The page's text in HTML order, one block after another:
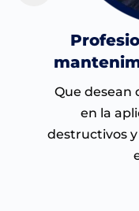
Que desean
en la
destructivos y